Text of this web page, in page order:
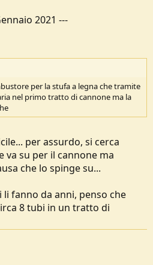
2021 ---
per la stufa a legna che tramite
nel primo tratto di cannone ma la
per assurdo, si cerca
va su per il cannone ma
che lo spinge su...
fanno da anni, penso che
8 tubi in un tratto di